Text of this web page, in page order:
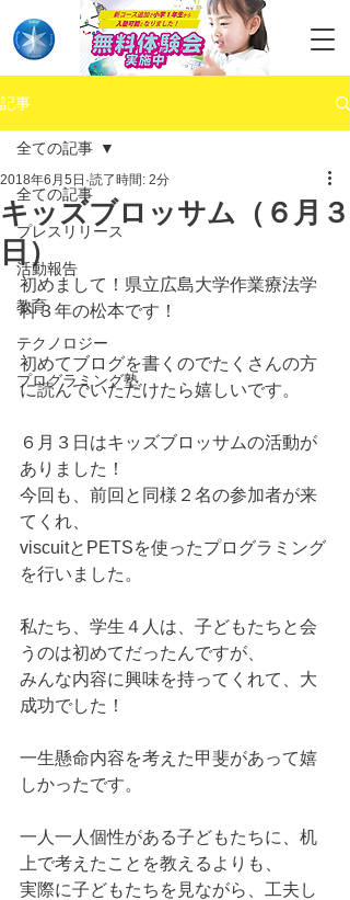
記事
全ての記事
プレスリリース
活動報告
教育
テクノロジー
プログラミング塾
全ての記事
キッズブロッサム（６月３
日）
2018年6月5日 読了時間: 2分
初めまして！県立広島大学作業療法学
科３年の松本です！
初めてブログを書くのでたくさんの方
に読んでいただけたら嬉しいです。
６月３日はキッズブロッサムの活動が
ありました！
今回も、前回と同様２名の参加者が来
てくれ、
viscuitとPETSを使ったプログラミング
を行いました。
私たち、学生４人は、子どもたちと会
うのは初めてだったんですが、
みんな内容に興味を持ってくれて、大
成功でした！
一生懸命内容を考えた甲斐があって嬉
しかったです。
一人一人個性がある子どもたちに、机
上で考えたことを教えるよりも、
実際に子どもたちを見ながら、工夫し